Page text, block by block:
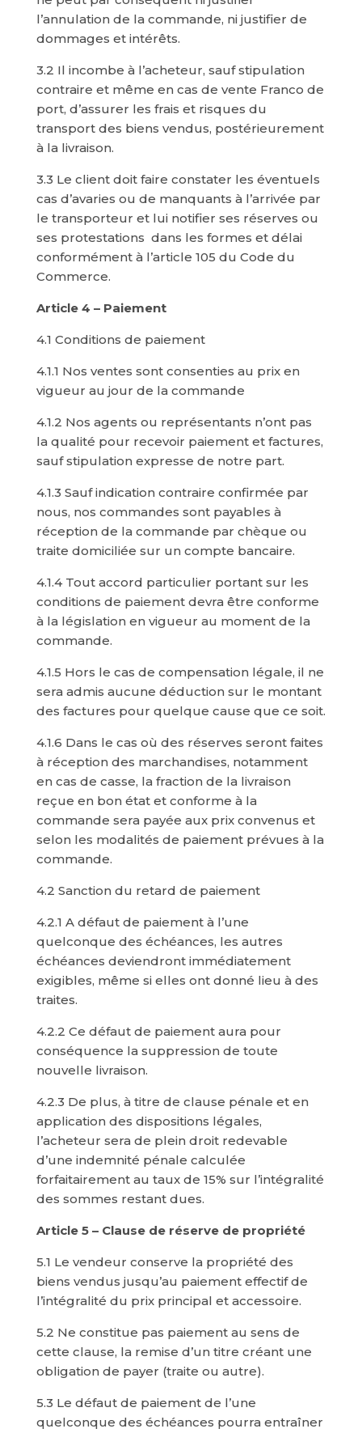
l’annulation de la commande, ni justifier de
dommages et intérêts.
3.2 Il incombe à l’acheteur, sauf stipulation
contraire et même en cas de vente Franco de
port, d’assurer les frais et risques du
transport des biens vendus, postérieurement
à la livraison.
3.3 Le client doit faire constater les éventuels
cas d’avaries ou de manquants à l’arrivée par
le transporteur et lui notifier ses réserves ou
ses protestations dans les formes et délai
conformément à l’article 105 du Code du
Commerce.
Article 4 – Paiement
4.1 Conditions de paiement
4.1.1 Nos ventes sont consenties au prix en
vigueur au jour de la commande
4.1.2 Nos agents ou représentants n’ont pas
la qualité pour recevoir paiement et factures,
sauf stipulation expresse de notre part.
4.1.3 Sauf indication contraire confirmée par
nous, nos commandes sont payables à
réception de la commande par chèque ou
traite domiciliée sur un compte bancaire.
4.1.4 Tout accord particulier portant sur les
conditions de paiement devra être conforme
à la législation en vigueur au moment de la
commande.
4.1.5 Hors le cas de compensation légale, il ne
sera admis aucune déduction sur le montant
des factures pour quelque cause que ce soit.
4.1.6 Dans le cas où des réserves seront faites
à réception des marchandises, notamment
en cas de casse, la fraction de la livraison
reçue en bon état et conforme à la
commande sera payée aux prix convenus et
selon les modalités de paiement prévues à la
commande.
4.2 Sanction du retard de paiement
4.2.1 A défaut de paiement à l’une
quelconque des échéances, les autres
échéances deviendront immédiatement
exigibles, même si elles ont donné lieu à des
traites.
4.2.2 Ce défaut de paiement aura pour
conséquence la suppression de toute
nouvelle livraison.
4.2.3 De plus, à titre de clause pénale et en
application des dispositions légales,
l’acheteur sera de plein droit redevable
d’une indemnité pénale calculée
forfaitairement au taux de 15% sur l’intégralité
des sommes restant dues.
Article 5 – Clause de réserve de propriété
5.1 Le vendeur conserve la propriété des
biens vendus jusqu’au paiement effectif de
l’intégralité du prix principal et accessoire.
5.2 Ne constitue pas paiement au sens de
cette clause, la remise d’un titre créant une
obligation de payer (traite ou autre).
5.3 Le défaut de paiement de l’une
quelconque des échéances pourra entraîner